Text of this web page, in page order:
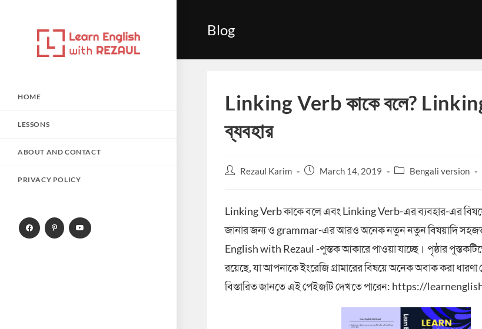
HOME
LESSONS
ABOUT AND CONTACT
PRIVACY POLICY
Blog
Linking Verb কাকে বলে?
ব্যবহার
PostRezaul Karim
PostMarch 14, 2019
PostBengali version
Linking Verb কাকে বলে এবং Linking Verb-এর ব্যবহার-এর
জানার জন্য ও grammar-এর আরও অনেক নতুন নতুন বিষয়াদি
English with Rezaul -পুস্তক আকারে পাওয়া যাচ্ছে। পৃষ্ঠার
রয়েছে, যা আপনাকে ইংরেজি গ্রামারের বিষয়ে অনেক অবাক করা ধারণা
বিস্তারিত জানতে এই পেইজটি দেখতে পারেন: https://